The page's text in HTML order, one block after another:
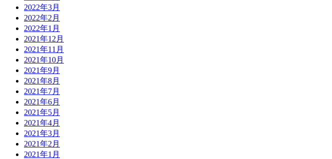
2022年3月
2022年2月
2022年1月
2021年12月
2021年11月
2021年10月
2021年9月
2021年8月
2021年7月
2021年6月
2021年5月
2021年4月
2021年3月
2021年2月
2021年1月